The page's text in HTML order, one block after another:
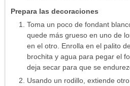
Prepara las decoraciones
Toma un poco de fondant
quede más grueso en uno de
en el otro. Enrolla en el palito
brochita y agua para pegar el
deja secar para que se
Usando un rodillo, extiende